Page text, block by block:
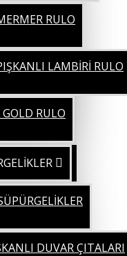
RULO
LAMBİRİ RULO
RULO
DUVAR ÇITALARI